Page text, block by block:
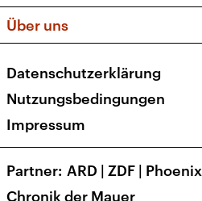
Apps
Newsletter
Veranstaltungen
Social Media
Über uns
Presse
Karriere
Transparenz
Datenschutzerklärung
Nutzungsbedingungen
Impressum
Partner ARD | ZDF | Phoenix
Chronik der Mauer